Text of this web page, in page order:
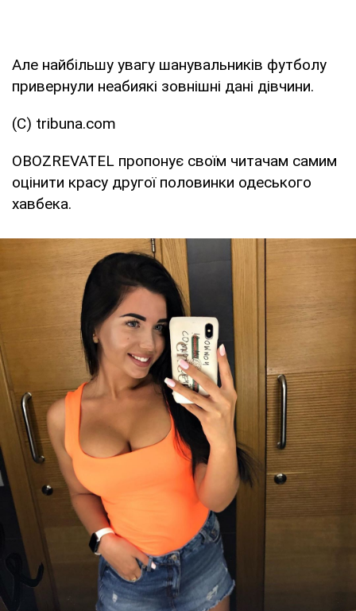
Але найбільшу увагу шанувальників футболу
привернули неабиякі зовнішні дані дівчини.
(C) tribuna.com
OBOZREVATEL пропонує своїм читачам самим
оцінити красу другої половинки одеського
хавбека.